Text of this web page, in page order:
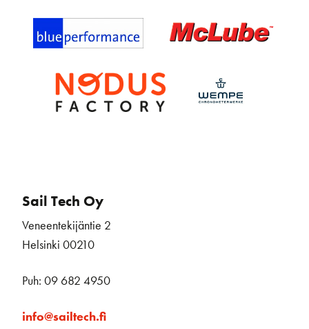
Sail Tech Oy
Veneentekijäntie 2
Helsinki 00210
Puh: 09 682 4950
info@sailtech.fi